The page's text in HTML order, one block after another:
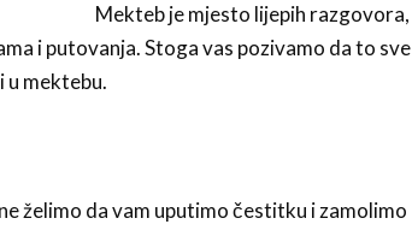
Mekteb je mjesto lijepih razgovora,
i putovanja. Stoga vas pozivamo da to sve
mektebu.
želimo da vam uputimo čestitku i zamolimo